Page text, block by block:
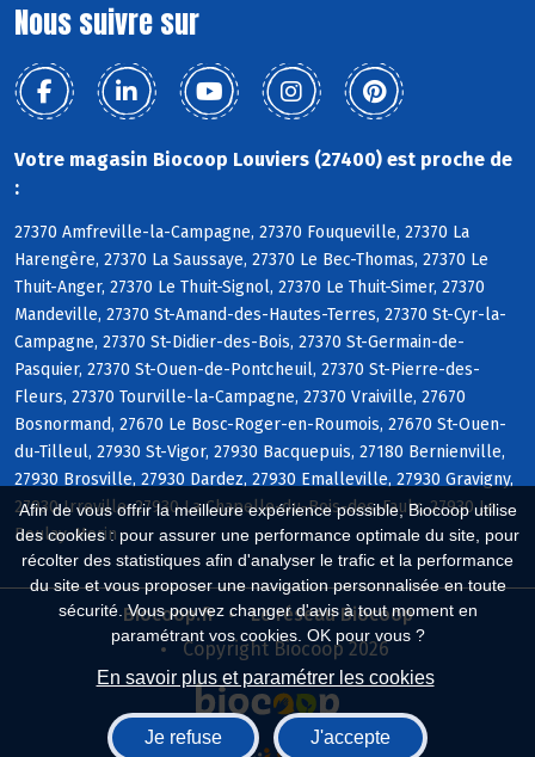
Afin de vous offrir la meilleure expérience possible, Biocoop utilise
des cookies : pour assurer une performance optimale du site, pour
récolter des statistiques afin d'analyser le trafic et la performance
du site et vous proposer une navigation personnalisée en toute
sécurité. Vous pouvez changer d'avis à tout moment en
paramétrant vos cookies. OK pour vous ?
En savoir plus et paramétrer les cookies
Je refuse J'accepte
Nous suivre sur
Votre magasin Biocoop Louviers (27400) est proche de
:
27370 Amfreville-la-Campagne, 27370 Fouqueville, 27370 La
Harengère, 27370 La Saussaye, 27370 Le Bec-Thomas, 27370 Le
Thuit-Anger, 27370 Le Thuit-Signol, 27370 Le Thuit-Simer, 27370
Mandeville, 27370 St-Amand-des-Hautes-Terres, 27370 St-Cyr-la-
Campagne, 27370 St-Didier-des-Bois, 27370 St-Germain-de-
Pasquier, 27370 St-Ouen-de-Pontcheuil, 27370 St-Pierre-des-
Fleurs, 27370 Tourville-la-Campagne, 27370 Vraiville, 27670
Bosnormand, 27670 Le Bosc-Roger-en-Roumois, 27670 St-Ouen-
du-Tilleul, 27930 St-Vigor, 27930 Bacquepuis, 27180 Bernienville,
27930 Brosville, 27930 Dardez, 27930 Emalleville, 27930 Gravigny,
27930 Irreville, 27930 La Chapelle-du-Bois-des-Faulx, 27930 Le
Boulay-Morin
Biocoop.fr
Le réseau Biocoop
Copyright Biocoop 2026